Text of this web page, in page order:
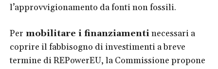
l’approvvigionamento da fonti non fossili.
Per mobilitare i finanziamentinecessari a
coprire il fabbisogno di investimenti a breve
termine di REPowerEU, la Commissione propone